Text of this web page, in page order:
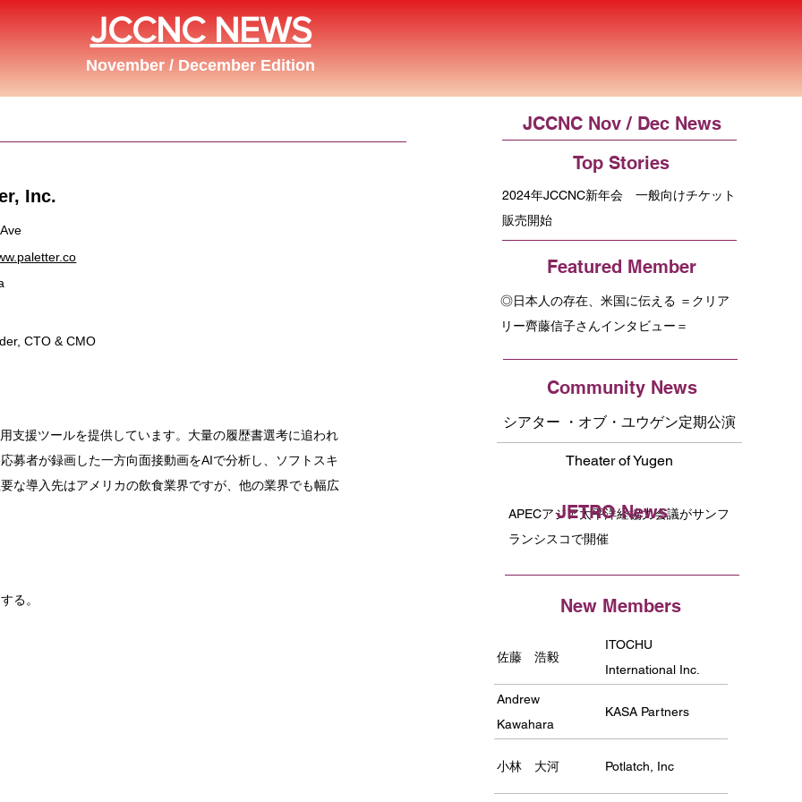
JCCNC NEWS
November / December Edition
Inc.
CTO & CMO
支援ツールを提供しています。大量の履歴書選考に追われ
募者が録画した一方向面接動画をAIで分析し、ソフトスキ
な導入先はアメリカの飲食業界ですが、他の業界でも幅広
る。
JCCNC Nov / Dec News
Top Stories
2024年JCCNC新年会 一般向けチケット
販売開始
Featured Member
◎日本人の存在、米国に伝える ＝クリア
リー齊藤信子さんインタビュー＝
JETRO News
APECアジア太平洋経協力会議がサンフ
ランシスコで開催
New Members
佐藤 浩毅
ITOCHU
International Inc.
Andrew
Kawahara
KASA Partners
小林 大河 Potlatch, Inc
Community News
シアター ・オブ・ユウゲン定期公演
Theater of Yugen
JETRO News